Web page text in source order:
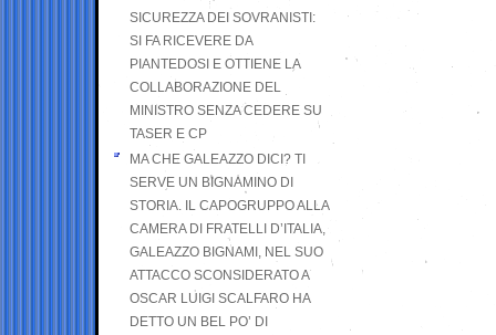
SICUREZZA DEI SOVRANISTI:
SI FA RICEVERE DA
PIANTEDOSI E OTTIENE LA
COLLABORAZIONE DEL
MINISTRO SENZA CEDERE SU
TASER E CP
MA CHE GALEAZZO DICI? TI
SERVE UN BIGNAMINO DI
STORIA. IL CAPOGRUPPO ALLA
CAMERA DI FRATELLI D’ITALIA,
GALEAZZO BIGNAMI, NEL SUO
ATTACCO SCONSIDERATO A
OSCAR LUIGI SCALFARO HA
DETTO UN BEL PO’ DI